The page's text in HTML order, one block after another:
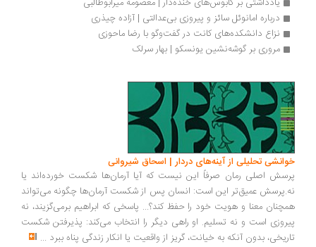
درباره امانوئل سائز و پیروزی بی‌عدالتی | آزاده چیذری
نزاع دانشکده‌های کانت در گفت‌وگو با رضا ماحوزی
مروری بر گوشه‌نشین یونسکو | بهار سرلک
تحلیلی از آینه‌های دردار | اسحاق شیروانی
اصلی رمان صرفاً این نیست که آیا آرمان‌ها شکست خورده‌اند یا
عمیق‌تر این است: انسان پس از شکست آرمان‌ها چگونه می‌تواند
معنا و هویت خود را حفظ کند؟... پاسخی که ابراهیم برمی‌گزیند، نه
است و نه تسلیم. او راهی دیگر را انتخاب می‌کند: پذیرفتن شکست
بدون آنکه به خیانت، گریز از واقعیت یا انکار زندگی پناه ببرد...